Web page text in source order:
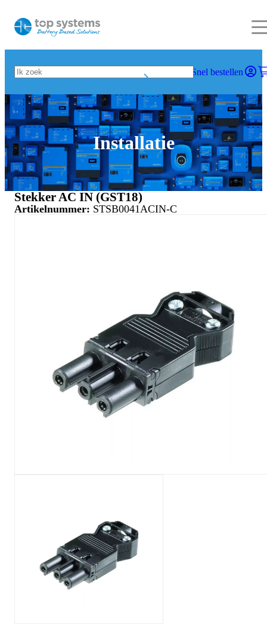
Snel bestellen
Installatie
Stekker AC IN (GST18)
Artikelnummer: STSB0041ACIN-C